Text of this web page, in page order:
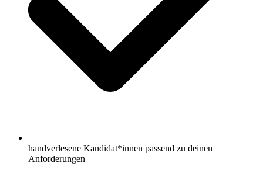
handverlesene Kandidat*innen passend zu deinen
Anforderungen